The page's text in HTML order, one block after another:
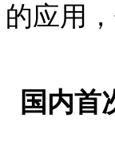
的应用
国内首